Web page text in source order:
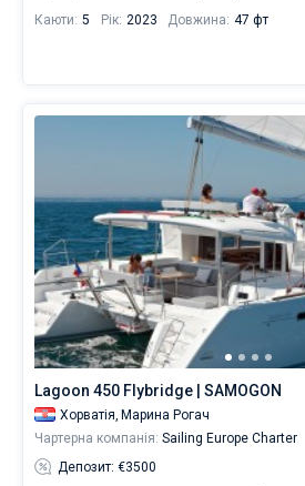
Каюти: 5 Рік: 2023 Довжина: 47 фт
Lagoon 450 Flybridge | SAMOGON
Хорватія, Марина Рогач
Чартерна компанія: Sailing Europe Charter
Депозит: €3500